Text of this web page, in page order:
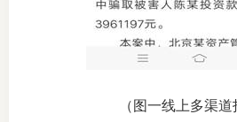
（图一线上多渠道